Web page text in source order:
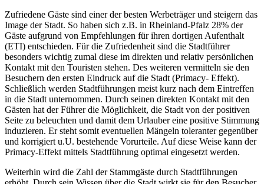
Zufriedene Gäste sind einer der besten Werbeträger und steigern das
Image der Stadt. So haben sich z.B. in Rheinland-Pfalz 28% der
Gäste aufgrund von Empfehlungen für ihren dortigen Aufenthalt
(ETI) entschieden. Für die Zufriedenheit sind die Stadtführer
besonders wichtig zumal diese im direkten und relativ persönlichen
Kontakt mit den Touristen stehen. Des weiteren vermitteln sie den
Besuchern den ersten Eindruck auf die Stadt (Primacy- Effekt).
Schließlich werden Stadtführungen meist kurz nach dem Eintreffen
in die Stadt unternommen. Durch seinen direkten Kontakt mit den
Gästen hat der Führer die Möglichkeit, die Stadt von der positiven
Seite zu beleuchten und damit dem Urlauber eine positive Stimmung
induzieren. Er steht somit eventuellen Mängeln toleranter gegenüber
und korrigiert u.U. bestehende Vorurteile. Auf diese Weise kann der
Primacy-Effekt mittels Stadtführung optimal eingesetzt werden.
Weiterhin wird die Zahl der Stammgäste durch Stadtführungen